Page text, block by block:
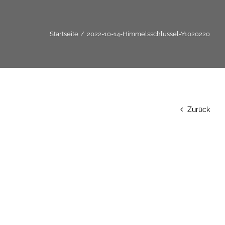
Startseite 2022-10-14-Himmelsschlüssel-Y1020220
Zurück